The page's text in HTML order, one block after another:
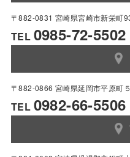
〒882-0831 宮崎県宮崎市新栄町
TEL 0985-72-5502
〒882-0866 宮崎県延岡市平原町
TEL 0982-66-5506